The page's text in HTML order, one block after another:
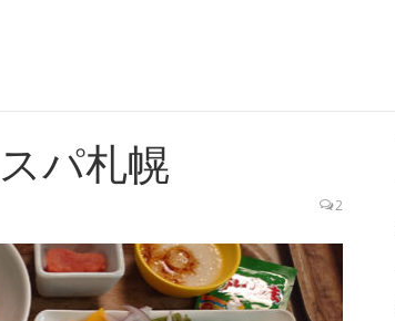
パ札幌
2